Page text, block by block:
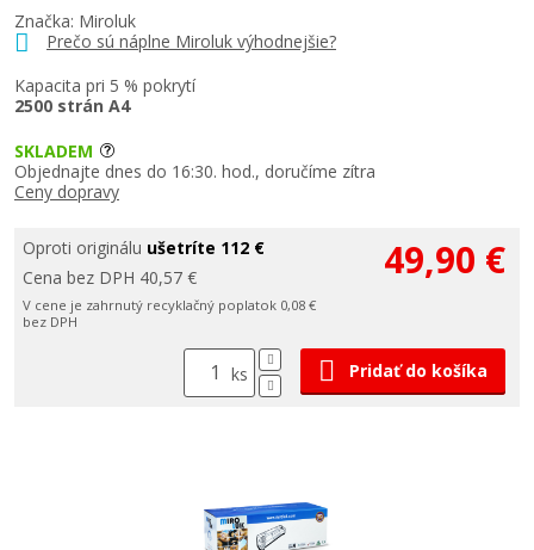
Značka: Miroluk
Prečo sú náplne Miroluk výhodnejšie?
Kapacita pri 5 % pokrytí
2500 strán A4
SKLADEM
Objednajte dnes do 16:30. hod., doručíme zítra
Ceny dopravy
Oproti originálu ušetríte 112 €
Cena bez DPH 40,57 €
V cene je zahrnutý recyklačný poplatok 0,08 €
bez DPH
49,90 €
ks Pridať do košíka